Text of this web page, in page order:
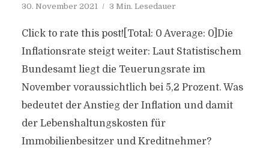
30. November 2021 3 Min. Lesedauer
Click to rate this post![Total: 0 Average: 0]Die
Inflationsrate steigt weiter: Laut Statistischem
Bundesamt liegt die Teuerungsrate im
November voraussichtlich bei 5,2 Prozent. Was
bedeutet der Anstieg der Inflation und damit
der Lebenshaltungskosten für
Immobilienbesitzer und Kreditnehmer?